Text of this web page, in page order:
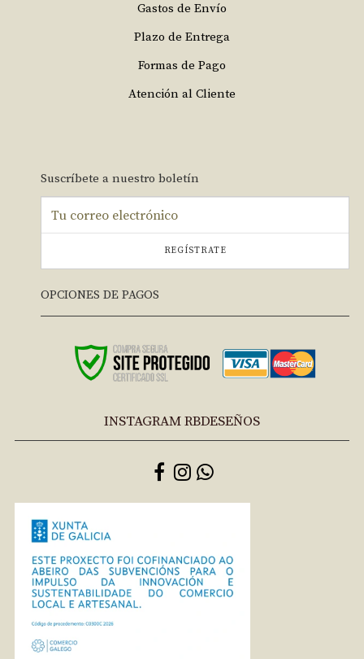
Gastos de Envío
Plazo de Entrega
Formas de Pago
Atención al Cliente
Suscríbete a nuestro boletín
REGÍSTRATE
OPCIONES DE PAGOS
INSTAGRAM RBDESEÑOS